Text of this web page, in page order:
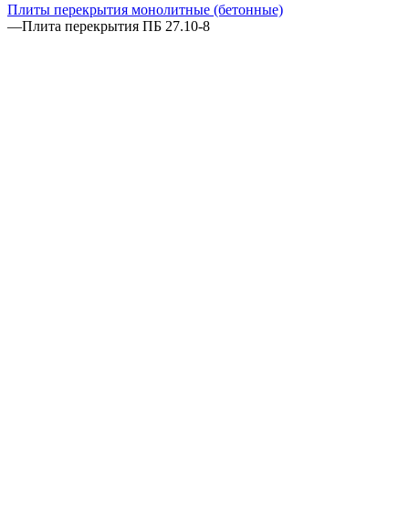
Плиты перекрытия монолитные (бетонные)
—Плита перекрытия ПБ 27.10-8